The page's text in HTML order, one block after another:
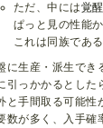
ただ、中には覚醒
ぱっと見の性能
これは同族であ
に生産・派生でき
引っかかるとし
と手間取る可能性
数が多く、入手確